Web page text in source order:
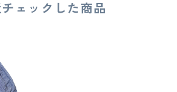
ェックした商品